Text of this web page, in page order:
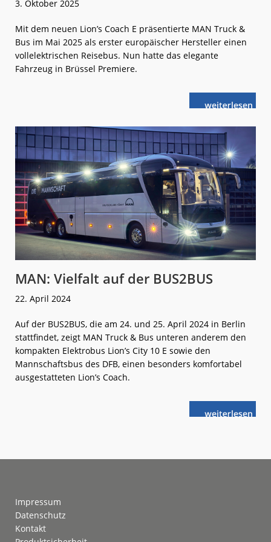
3. Oktober 2025
Mit dem neuen Lion’s Coach E präsentierte MAN Truck &
Bus im Mai 2025 als erster europäischer Hersteller einen
vollelektrischen Reisebus. Nun hatte das elegante
Fahrzeug in Brüssel Premiere.
weiterlese
nBusworld:
Reisebus
von
MAN
MAN: Vielfalt auf der BUS2BUS
22. April 2024
Auf der BUS2BUS, die am 24. und 25. April 2024 in Berlin
stattfindet, zeigt MAN Truck & Bus unteren anderem den
kompakten Elektrobus Lion’s City 10 E sowie den
Mannschaftsbus des DFB, einen besonders komfortabel
ausgestatteten Lion’s Coach.
weiterlese
nMAN:
Impressum
Datenschutz
Kontakt